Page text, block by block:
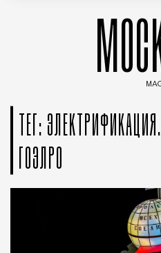
ТЕГ:
ГОЭЛРО